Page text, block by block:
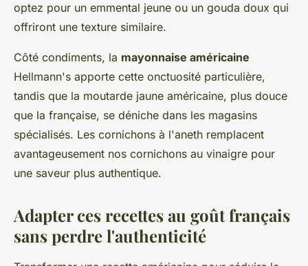
optez pour un emmental jeune ou un gouda doux qui
offriront une texture similaire.
Côté condiments, la mayonnaise américaine
Hellmann's apporte cette onctuosité particulière,
tandis que la moutarde jaune américaine, plus douce
que la française, se déniche dans les magasins
spécialisés. Les cornichons à l'aneth remplacent
avantageusement nos cornichons au vinaigre pour
une saveur plus authentique.
Adapter ces recettes au goût français
sans perdre l'authenticité